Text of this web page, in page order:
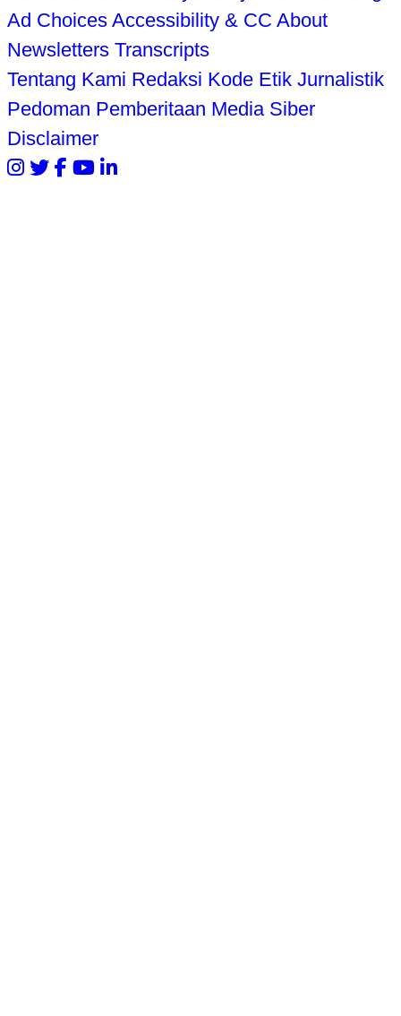
Ad Choices Accessibility & CC About
Newsletters Transcripts
Tentang Kami Redaksi Kode Etik Jurnalistik
Pedoman Pemberitaan Media Siber
Disclaimer